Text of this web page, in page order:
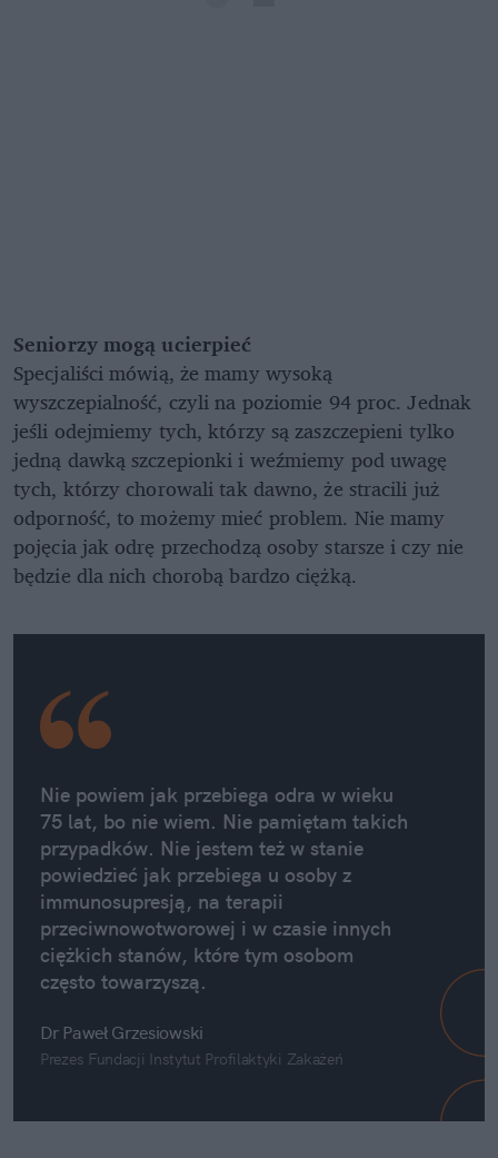
Seniorzy mogą ucierpieć
Specjaliści mówią, że mamy wysoką
wyszczepialność, czyli na poziomie 94 proc. Jednak
jeśli odejmiemy tych, którzy są zaszczepieni tylko
jedną dawką szczepionki i weźmiemy pod uwagę
tych, którzy chorowali tak dawno, że stracili już
odporność, to możemy mieć problem. Nie mamy
pojęcia jak odrę przechodzą osoby starsze i czy nie
będzie dla nich chorobą bardzo ciężką.
Dr Paweł Grzesiowski
Prezes Fundacji Instytut Profilaktyki Zakażeń
Nie powiem jak przebiega odra w wieku
75 lat, bo nie wiem. Nie pamiętam takich
przypadków. Nie jestem też w stanie
powiedzieć jak przebiega u osoby z
immunosupresją, na terapii
przeciwnowotworowej i w czasie innych
ciężkich stanów, które tym osobom
często towarzyszą.